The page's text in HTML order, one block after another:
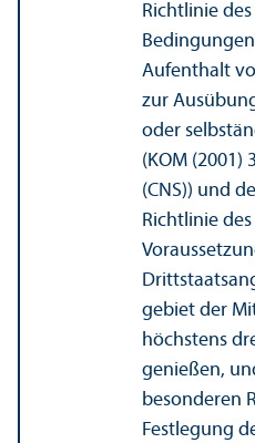
Richtlinie
Aufenthalt
zur
oder
(KOM (2001)
(CNS)) und
Richtlinie
gebiet der
höchstens
genießen,
besonderen
Festlegung